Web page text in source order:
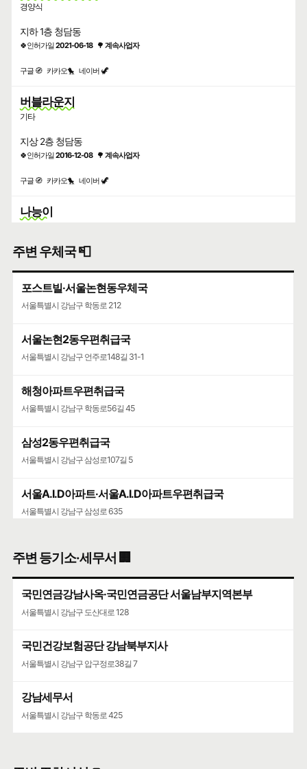
경양식
지하 1층 청담동
🍀인허가일2021-06-18 🌳 계속사업자
구글 🧭 카카오🐤 네이버 🦖
버블라운지
기타
지상 2층 청담동
🍀인허가일2016-12-08 🌳 계속사업자
구글 🧭 카카오🐤 네이버 🦖
나능이
지하 2층 청담동
구글 🧭 카카오🐤 네이버 🦖
주변 우체국 📮
포스트빌·서울논현동우체국
서울특별시 강남구 학동로 212
서울논현2동우편취급국
서울특별시 강남구 언주로148길 31-1
해청아파트우편취급국
서울특별시 강남구 학동로56길 45
삼성2동우편취급국
서울특별시 강남구 삼성로107길 5
서울A.I.D아파트·서울A.I.D아파트우편취급국
서울특별시 강남구 삼성로 635
서울특별시 강남구 선릉로 572
청담청하우편취급국
서울특별시 강남구 도산대로 507
주변 등기소·세무서 🏢
국민연금강남사옥·국민연금공단 서울남부지역본부
서울특별시 강남구 도산대로 128
국민건강보험공단 강남북부지사
서울특별시 강남구 압구정로38길 7
강남세무서
서울특별시 강남구 학동로 425